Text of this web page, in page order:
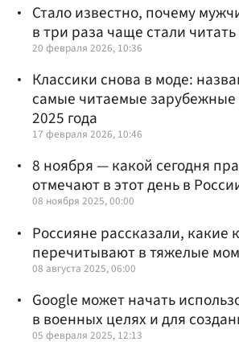
Стало известно, почему
в три раза чаще стали
20 февраля 2026, 10:36
Классики снова в моде:
самые читаемые
2025 года
17 февраля 2026, 10:46
8 ноября — какой сегодня
отмечают в этот день в
08 ноября 2025, 00:00
Россияне рассказали, какие
перечитывают в тяжелые
08 августа 2025, 06:00
Google может начать
в военных целях и для
05 февраля 2025, 12:13